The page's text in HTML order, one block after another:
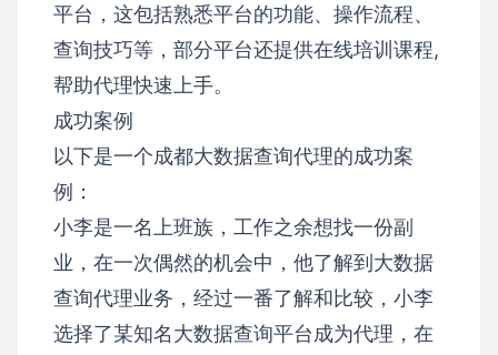
平台，这包括熟悉平台的功能、操作流程、
查询技巧等，部分平台还提供在线培训课程,
帮助代理快速上手。
成功案例
以下是一个成都大数据查询代理的成功案
例：
小李是一名上班族，工作之余想找一份副
业，在一次偶然的机会中，他了解到大数据
查询代理业务，经过一番了解和比较，小李
选择了某知名大数据查询平台成为代理，在